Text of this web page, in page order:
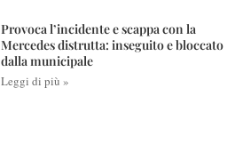
Provoca l’incidente e scappa con la
Mercedes distrutta: inseguito e bloccato
dalla municipale
Leggi di più »